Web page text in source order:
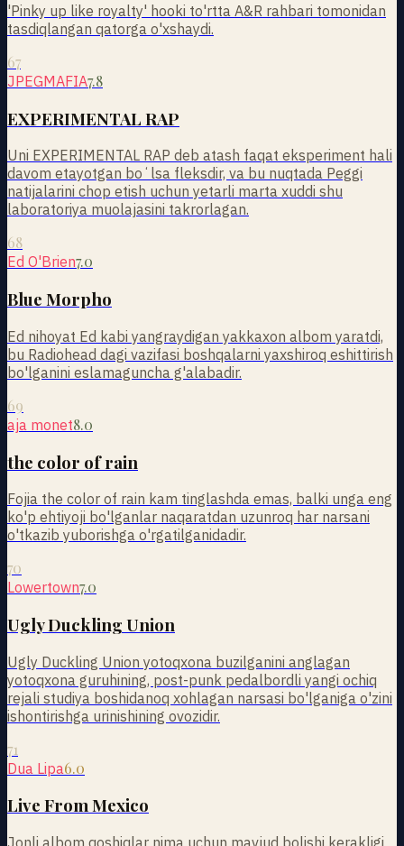
'Pinky up like royalty' hooki to'rtta A&R rahbari tomonidan
tasdiqlangan qatorga o'xshaydi.
67
JPEGMAFIA7.8
EXPERIMENTAL RAP
Uni EXPERIMENTAL RAP deb atash faqat eksperiment hali
davom etayotgan boʻlsa fleksdir, va bu nuqtada Peggi
natijalarini chop etish uchun yetarli marta xuddi shu
laboratoriya muolajasini takrorlagan.
68
Ed O'Brien7.0
Blue Morpho
Ed nihoyat Ed kabi yangraydigan yakkaxon albom yaratdi,
bu Radiohead dagi vazifasi boshqalarni yaxshiroq eshittirish
bo'lganini eslamaguncha g'alabadir.
69
aja monet8.0
the color of rain
Fojia the color of rain kam tinglashda emas, balki unga eng
ko'p ehtiyoji bo'lganlar naqaratdan uzunroq har narsani
o'tkazib yuborishga o'rgatilganidadir.
70
Lowertown7.0
Ugly Duckling Union
Ugly Duckling Union yotoqxona buzilganini anglagan
yotoqxona guruhining, post-punk pedalbordli yangi ochiq
rejali studiya boshidanoq xohlagan narsasi bo'lganiga o'zini
ishontirishga urinishining ovozidir.
71
Dua Lipa6.0
Live From Mexico